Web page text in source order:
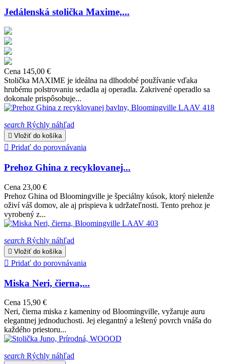
Jedálenská stolička Maxime,...
Cena 145,00 €
Stolička MAXIME je ideálna na dlhodobé používanie vďaka
hrubému polstrovaniu sedadla aj operadla. Zakrivené operadlo sa
dokonale prispôsobuje...
search Rýchly náhľad
 Vložiť do košíka
 Pridať do porovnávania
Prehoz Ghina z recyklovanej...
Cena 23,00 €
Prehoz Ghina od Bloomingville je špeciálny kúsok, ktorý nielenže
oživí váš domov, ale aj prispieva k udržateľnosti. Tento prehoz je
vyrobený z...
search Rýchly náhľad
 Vložiť do košíka
 Pridať do porovnávania
Miska Neri, čierna,...
Cena 15,90 €
Neri, čierna miska z kameniny od Bloomingville, vyžaruje auru
elegantnej jednoduchosti. Jej elegantný a leštený povrch vnáša do
každého priestoru...
search Rýchly náhľad